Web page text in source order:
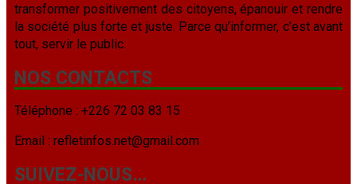
transformer positivement des citoyens, épanouir et rendre
la société plus forte et juste. Parce qu’informer, c’est avant
tout, servir le public.
NOS CONTACTS
Téléphone : +226 72 03 83 15
Email : refletinfos.net@gmail.com
SUIVEZ-NOUS…